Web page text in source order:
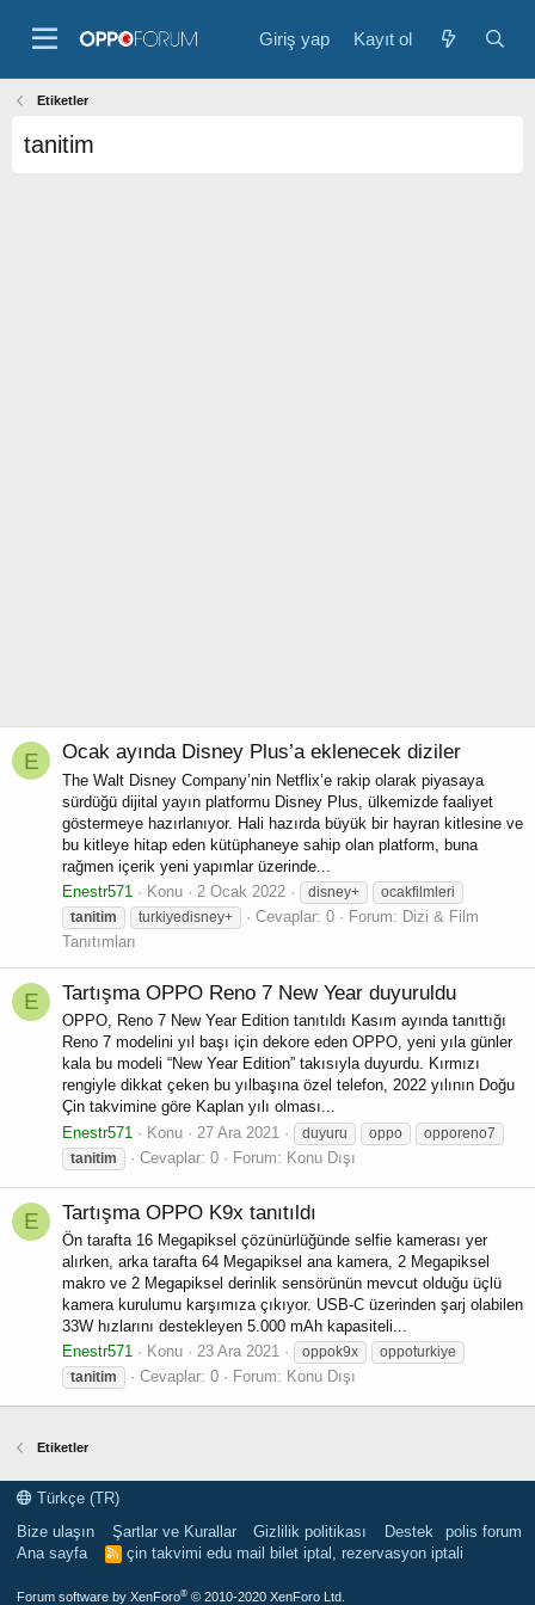
Giriş yap Kayıt ol
Etiketler
tanitim
E Ocak ayında Disney Plus’a eklenecek diziler
The Walt Disney Company’nin Netflix’e rakip olarak piyasaya
sürdüğü dijital yayın platformu Disney Plus, ülkemizde faaliyet
göstermeye hazırlanıyor. Hali hazırda büyük bir hayran kitlesine ve
bu kitleye hitap eden kütüphaneye sahip olan platform, buna
rağmen içerik yeni yapımlar üzerinde...
Enestr571
Konu 2 Ocak 2022 disney+
ocakfilmleri
tanitim
turkiyedisney+ Cevaplar: 0 Forum: Dizi & Film
Tanıtımları
E Tartışma OPPO Reno 7 New Year duyuruldu
OPPO, Reno 7 New Year Edition tanıtıldı Kasım ayında tanıttığı
Reno 7 modelini yıl başı için dekore eden OPPO, yeni yıla günler
kala bu modeli “New Year Edition” takısıyla duyurdu. Kırmızı
rengiyle dikkat çeken bu yılbaşına özel telefon, 2022 yılının Doğu
Çin takvimine göre Kaplan yılı olması...
Enestr571
Konu 27 Ara 2021 duyuru oppo
opporeno7
tanitim
Cevaplar: 0 Forum: Konu Dışı
E Tartışma OPPO K9x tanıtıldı
Ön tarafta 16 Megapiksel çözünürlüğünde selfie kamerası yer
alırken, arka tarafta 64 Megapiksel ana kamera, 2 Megapiksel
makro ve 2 Megapiksel derinlik sensörünün mevcut olduğu üçlü
kamera kurulumu karşımıza çıkıyor. USB-C üzerinden şarj olabilen
33W hızlarını destekleyen 5.000 mAh kapasiteli...
Enestr571
Konu 23 Ara 2021 oppok9x
oppoturkiye
tanitim
Cevaplar: 0 Forum: Konu Dışı
Etiketler
Türkçe (TR)
Bize ulaşın
Şartlar ve Kurallar Gizlilik politikası Destek
polis forum
çin takvimi edu mail bilet iptal, rezervasyon iptali
Ana sayfa
R
Forum software by XenForo® © 2010-2020 XenForo Ltd.